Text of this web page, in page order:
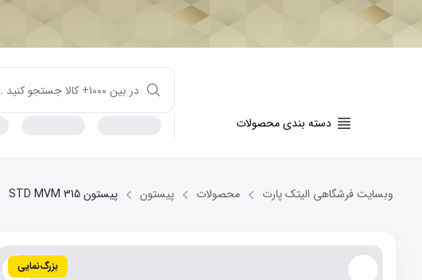
دسته بندی محصولات
وبسایت فرشگاهی الیتک پارت محصولات پیستون پیستون STD MVM 315
بزرگ‌نمایی